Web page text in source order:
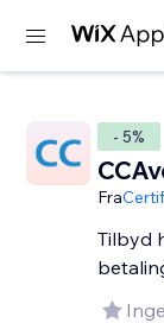
- 5%
Fra
Tilbyd